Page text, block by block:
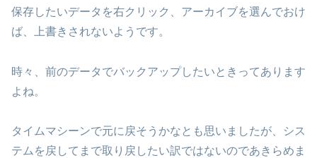
保存したいデータを右クリック、アーカイブを選んでおけ
ば、上書きされないようです。
時々、前のデータでバックアップしたいときってあります
よね。
タイムマシーンで元に戻そうかなとも思いましたが、シス
テムを戻してまで取り戻したい訳ではないのであきらめま